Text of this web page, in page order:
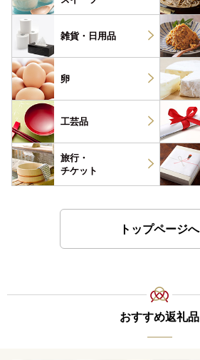
雑貨・ 日用品
卵
工芸品
旅行・
チケット
トップページへ
おすすめ返礼品